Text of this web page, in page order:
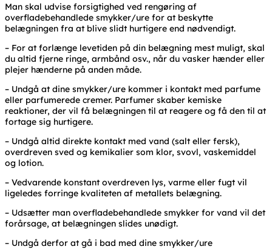
Man skal udvise forsigtighed ved rengøring af
overfladebehandlede smykker/ure for at beskytte
belægningen fra at blive slidt hurtigere end nødvendigt.
– For at forlænge levetiden på din belægning mest muligt, skal
du altid fjerne ringe, armbånd osv., når du vasker hænder eller
plejer hænderne på anden måde.
– Undgå at dine smykker/ure kommer i kontakt med parfume
eller parfumerede cremer. Parfumer skaber kemiske
reaktioner, der vil få belægningen til at reagere og få den til at
fortage sig hurtigere.
– Undgå altid direkte kontakt med vand (salt eller fersk),
overdreven sved og kemikalier som klor, svovl, vaskemiddel
og lotion.
– Vedvarende konstant overdreven lys, varme eller fugt vil
ligeledes forringe kvaliteten af metallets belægning.
– Udsætter man overfladebehandlede smykker for vand vil det
forårsage, at belægningen slides unødigt.
– Undgå derfor at gå i bad med dine smykker/ure